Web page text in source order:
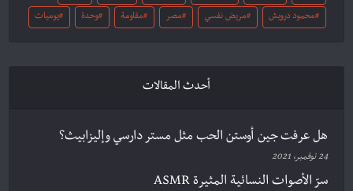
محمود درويش مريض نفسي مصر مقاومة وحدة يوميات
أحدث المقالات
هل عرفت جين أوستن الحب مثل مستر دارسي وإليزابيث؟
24 نوفمبر، 2021
سرّ الأصوات النسائية المثيرة ASMR